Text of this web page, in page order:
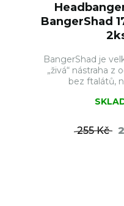
BangerShad
BangerShad je
„živá“ nástraha z
bez ftalátů,
255 Kč